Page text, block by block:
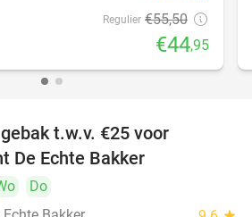
Regulier €55,50
€44,95
t.w.v. €25 voor
De Echte Bakker
Do